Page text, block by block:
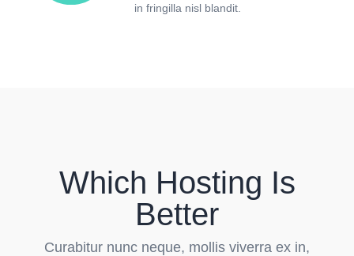
in fringilla nisl blandit.
Which Hosting Is
Better
Curabitur nunc neque, mollis viverra ex in,